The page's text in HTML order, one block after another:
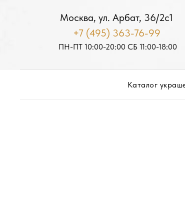
Москва, ул. Арбат, 36/2с1
+7 (495) 363-76-99
ПН-ПТ 10:00-20:00 СБ 11:00-18:00
Каталог